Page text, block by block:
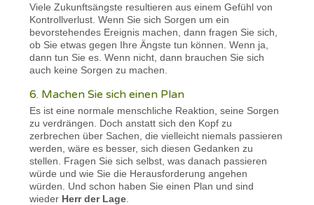
Viele Zukunftsängste resultieren aus einem Gefühl von
Kontrollverlust. Wenn Sie sich Sorgen um ein
bevorstehendes Ereignis machen, dann fragen Sie sich,
ob Sie etwas gegen Ihre Ängste tun können. Wenn ja,
dann tun Sie es. Wenn nicht, dann brauchen Sie sich
auch keine Sorgen zu machen.
6. Machen Sie sich einen Plan
Es ist eine normale menschliche Reaktion, seine Sorgen
zu verdrängen. Doch anstatt sich den Kopf zu
zerbrechen über Sachen, die vielleicht niemals passieren
werden, wäre es besser, sich diesen Gedanken zu
stellen. Fragen Sie sich selbst, was danach passieren
würde und wie Sie die Herausforderung angehen
würden. Und schon haben Sie einen Plan und sind
wieder Herr der Lage